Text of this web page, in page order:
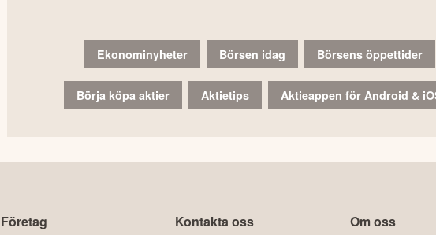
Ekonominyheter Börsen idag Börsens öppettider
Börja köpa aktier Aktietips Aktieappen för Android &
Företag Kontakta oss Om oss